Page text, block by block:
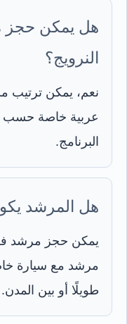
هل يمكن
النرويج؟
نعم، يمكن ترتيب
عربية خاصة حسب
البرنامج.
هل المرشد
يمكن حجز مرشد
مرشد مع سيارة
طويلًا أو بين المدن.